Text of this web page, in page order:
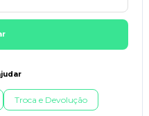
Troca e Devolução